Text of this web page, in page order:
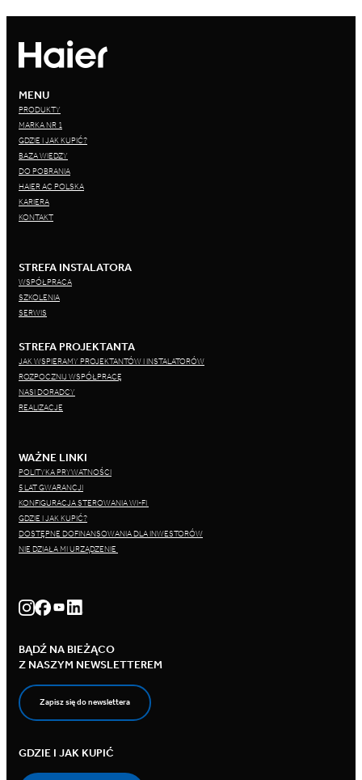
MENU
PRODUKTY
MARKA NR 1
GDZIE I JAK KUPIĆ?
BAZA WIEDZY
DO POBRANIA
HAIER AC POLSKA
KARIERA
KONTAKT
STREFA INSTALATORA
WSPÓŁPRACA
SZKOLENIA
SERWIS
STREFA PROJEKTANTA
JAK WSPIERAMY PROJEKTANTÓW I INSTALATORÓW
ROZPOCZNIJ WSPÓŁPRACĘ
NASI DORADCY
REALIZACJE
WAŻNE LINKI
POLITYKA PRYWATNOŚCI
5 LAT GWARANCJI
KONFIGURACJA STEROWANIA WI-FI
GDZIE I JAK KUPIĆ?
DOSTĘPNE DOFINANSOWANIA DLA INWESTORÓW
NIE DZIAŁA MI URZĄDZENIE
BĄDŹ NA BIEŻĄCO
Z NASZYM NEWSLETTEREM
Zapisz się do newslettera
GDZIE I JAK KUPIĆ